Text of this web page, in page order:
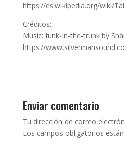
https://es.wikipedia.org/wiki/
Créditos:
Music: funk-in-the-trunk by
https://
Enviar comentario
Tu dirección de correo
Los campos obligatorios